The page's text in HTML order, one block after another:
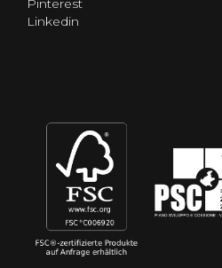
Pinterest
Linkedin